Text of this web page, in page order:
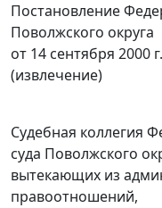
Постановление
Поволжского округа
от 14 сентября 2000
(извлечение)
Судебная коллегия
суда Поволжского
вытекающих из
правоотношений,